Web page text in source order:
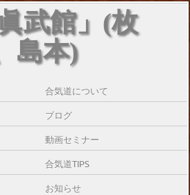
武館」(枚
島本)
合気道について
ブログ
動画セミナー
合気道TIPS
お知らせ